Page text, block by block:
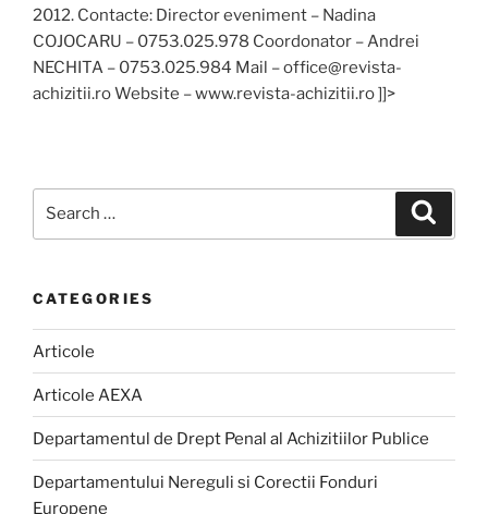
2012. Contacte: Director eveniment – Nadina
COJOCARU – 0753.025.978 Coordonator – Andrei
NECHITA – 0753.025.984 Mail – office@revista-
achizitii.ro Website – www.revista-achizitii.ro ]]>
CATEGORIES
Articole
Articole AEXA
Departamentul de Drept Penal al Achizitiilor Publice
Departamentului Nereguli si Corectii Fonduri
Europene